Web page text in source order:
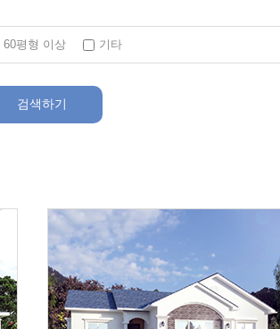
60평형 이상 기타
검색하기